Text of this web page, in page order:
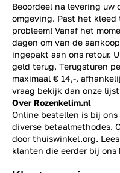
Beoordeel na levering uw
omgeving. Past het
probleem! Vanaf het
dagen om van de
ingepakt aan ons retour.
geld terug. Terugsturen
maximaal € 14,-,
vraag bekijk dan onze
Over Rozenkelim.nl
Online bestellen is bij
diverse betaalmethodes.
door thuiswinkel.org.
klanten die eerder bij ons